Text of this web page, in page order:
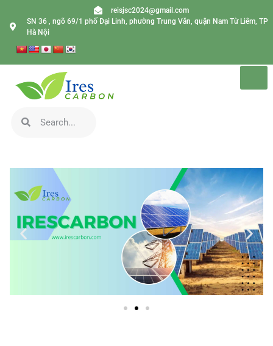
reisjsc2024@gmail.com
SN 36 , ngõ 69/1 phố Đại Linh, phường Trung Văn, quận Nam Từ Liêm, TP
Hà Nội